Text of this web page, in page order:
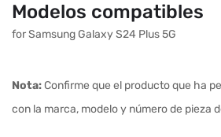
Modelos compatibles
for Samsung Galaxy S24 Plus 5G
Nota:Confirme que el producto que ha
con la marca, modelo y número de pieza